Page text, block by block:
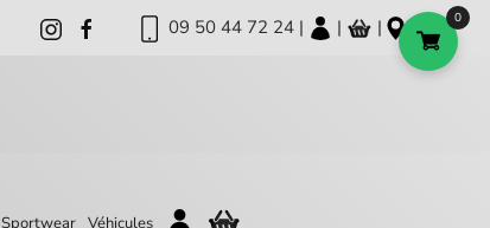
09 50 44 72 24 | | |
Sportwear Véhicules
0